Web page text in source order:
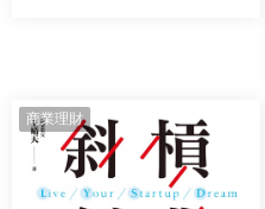
商業理財